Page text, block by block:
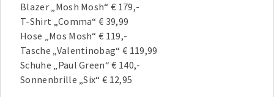
Blazer „Mosh Mosh“ € 179,-
T-Shirt „Comma“ € 39,99
Hose „Mos Mosh“ € 119,-
Tasche „Valentinobag“ € 119,99
Schuhe „Paul Green“ € 140,-
Sonnenbrille „Six“ € 12,95